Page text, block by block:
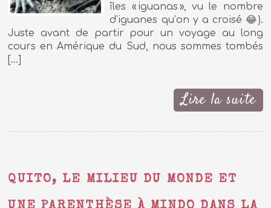
îles « iguanas », vu le nombre
d’iguanes qu’on y a croisé 😂).
Juste avant de partir pour un voyage au long
cours en Amérique du Sud, nous sommes tombés
[…]
Lire la suite
QUITO, LE MILIEU DU MONDE ET